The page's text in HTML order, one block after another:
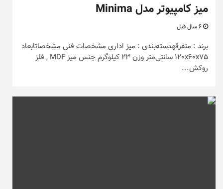
میز کامپیوتر مدل Minima
برند : متفرقهدسته‌بندی : میز اداری مشخصات فنی مشخصاتابعاد
120x60x75 سانتی‌متر وزن 23 کیلوگرم جنس میز MDF , فلز
روکش...